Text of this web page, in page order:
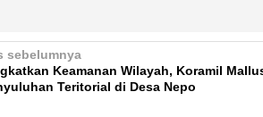
sebelumnya
Keamanan Wilayah, Koramil
Teritorial di Desa Nepo